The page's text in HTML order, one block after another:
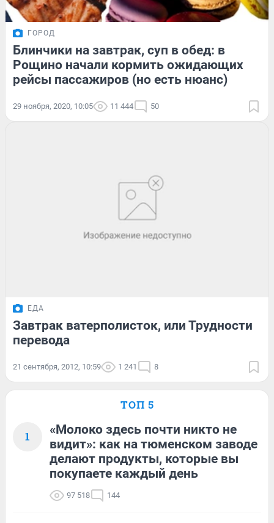
ГОРОД
Блинчики на завтрак, суп в обед: в
Рощино начали кормить ожидающих
рейсы пассажиров (но есть нюанс)
29 ноября, 2020, 10:05 11 444 50
ЕДА
Завтрак ватерполисток, или Трудности
перевода
21 сентября, 2012, 10:59 1 241 8
ТОП 5
1
«Молоко здесь почти никто не
видит»: как на тюменском заводе
делают продукты, которые вы
покупаете каждый день
97 518 144